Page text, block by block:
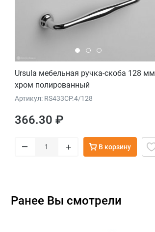
Ursula мебельная ручка-скоба 128 мм
хром полированный
Артикул: RS433CP.4/128
366.30 ₽
– + В корзину
Ранее Вы смотрели